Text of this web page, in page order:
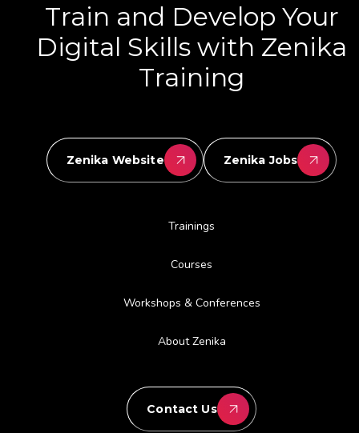
Train and Develop Your
Digital Skills with Zenika
Training
Zenika Website Zenika Jobs
Trainings
Courses
Workshops & Conferences
About Zenika
Contact Us